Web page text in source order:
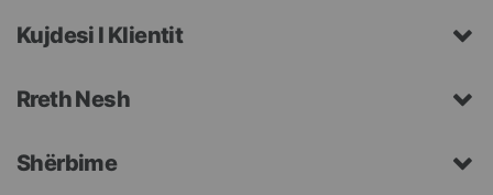
Kujdesi I Klientit
Rreth Nesh
Shërbime